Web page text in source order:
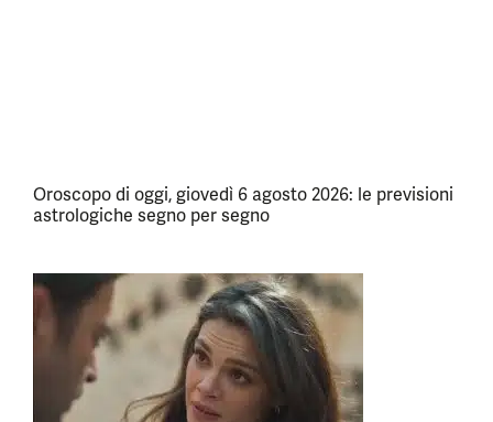
Oroscopo di oggi, giovedì 6 agosto 2026: le previsioni
astrologiche segno per segno